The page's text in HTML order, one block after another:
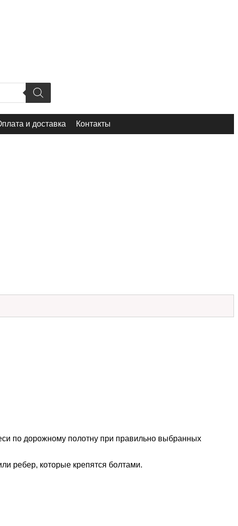
и доставка
Контакты
по дорожному полотну при правильно выбранных
ребер, которые крепятся болтами.